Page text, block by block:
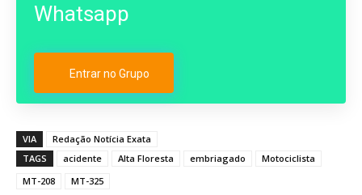
Whatsapp
Entrar no Grupo
VIA
Redação Notícia Exata
TAGS
acidente Alta Floresta embriagado
Motociclista
MT-208
MT-325